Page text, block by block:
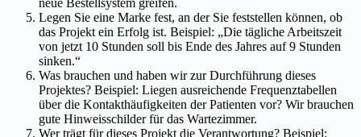
Legen Sie eine Marke fest, an der Sie feststellen können, ob
das Projekt ein Erfolg ist. Beispiel: „Die tägliche Arbeitszeit
von jetzt 10 Stunden soll bis Ende des Jahres auf 9 Stunden
sinken.“
Was brauchen und haben wir zur Durchführung dieses
Projektes? Beispiel: Liegen ausreichende Frequenztabellen
über die Kontakthäufigkeiten der Patienten vor? Wir brauchen
gute Hinweisschilder für das Wartezimmer.
Wer trägt für dieses Projekt die Verantwortung? Beispiel: